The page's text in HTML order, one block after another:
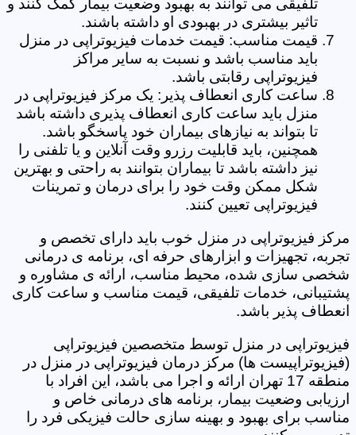
تلفیقی می توانند به بهبود وضعیت بیمار کمک کنند و
تاثیر بیشتری در بهبودی او داشته باشند.
قیمت مناسب: قیمت خدمات فیزیوتراپی در منزل
باید مناسب باشد و نسبت به سایر مراکز
فیزیوتراپی رقابتی باشد.
ساعت کاری انعطاف پذیر: یک مرکز فیزیوتراپی در
منزل باید ساعت کاری انعطاف پذیری داشته باشد
تا بتواند به نیازهای بیماران خود پاسخگو باشد.
همچنین، باید قابلیت رزرو وقت آنلاین و یا تلفنی را
نیز داشته باشد تا بیماران بتوانند به راحتی و بهترین
شکل ممکن وقت خود را برای درمان و تمرینات
فیزیوتراپی تعیین کنند.
مرکز فیزیوتراپی در منزل خوب باید دارای تخصص و
تجربه، تجهیزات و ابزارهای حرفه ای، برنامه ی درمانی
شخصی سازی شده، محیط مناسب، ارائه ی مشاوره و
پشتیبانی، خدمات تلفیقی، قیمت مناسب و ساعت کاری
انعطاف پذیر باشد.
فیزیوتراپی در منزل توسط متخصصین فیزیوتراپی
(فیزیوتراپیست ها) مرکز درمان فیزیوتراپی در منزل در
منطقه 17 تهران ارائه و اجرا می باشد، این افراد با
ارزیابی وضعیت بیمار، برنامه های درمانی خاص و
مناسب برای بهبود و بهینه سازی حالت فیزیکی فرد را